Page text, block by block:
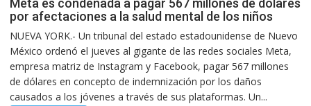
Meta es condenada a pagar 567 millones de dólares
por afectaciones a la salud mental de los niños
NUEVA YORK.- Un tribunal del estado estadounidense de Nuevo
México ordenó el jueves al gigante de las redes sociales Meta,
empresa matriz de Instagram y Facebook, pagar 567 millones
de dólares en concepto de indemnización por los daños
causados a los jóvenes a través de sus plataformas. Un...